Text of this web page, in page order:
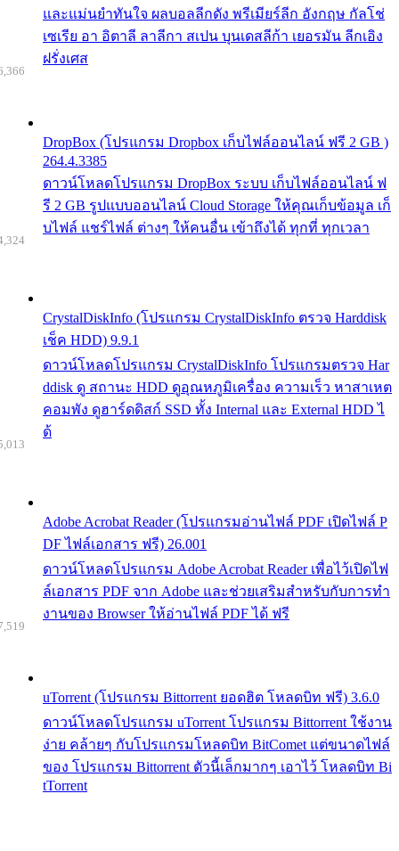
และแม่นยำทันใจ ผลบอลลีกดัง พรีเมียร์ลีก อังกฤษ กัลโช่
เซเรีย อา อิตาลี ลาลีกา สเปน บุนเดสลีก้า เยอรมัน ลีกเอิง
ฝรั่งเศส
DropBox (โปรแกรม Dropbox เก็บไฟล์ออนไลน์ ฟรี 2 GB )
264.4.3385
ดาวน์โหลดโปรแกรม DropBox ระบบ เก็บไฟล์ออนไลน์ ฟ
รี 2 GB รูปแบบออนไลน์ Cloud Storage ให้คุณเก็บข้อมูล เก็
บไฟล์ แชร์ไฟล์ ต่างๆ ให้คนอื่น เข้าถึงได้ ทุกที่ ทุกเวลา
CrystalDiskInfo (โปรแกรม CrystalDiskInfo ตรวจ Harddisk
เช็ค HDD) 9.9.1
ดาวน์โหลดโปรแกรม CrystalDiskInfo โปรแกรมตรวจ Har
ddisk ดู สถานะ HDD ดูอุณหภูมิเครื่อง ความเร็ว หาสาเหต
คอมพัง ดูฮาร์ดดิสก์ SSD ทั้ง Internal และ External HDD ไ
ด้
Adobe Acrobat Reader (โปรแกรมอ่านไฟล์ PDF เปิดไฟล์ P
DF ไฟล์เอกสาร ฟรี) 26.001
ดาวน์โหลดโปรแกรม Adobe Acrobat Reader เพื่อไว้เปิดไฟ
ล์เอกสาร PDF จาก Adobe และช่วยเสริมสำหรับกับการทำ
งานของ Browser ให้อ่านไฟล์ PDF ได้ ฟรี
uTorrent (โปรแกรม Bittorrent ยอดฮิต โหลดบิท ฟรี) 3.6.0
ดาวน์โหลดโปรแกรม uTorrent โปรแกรม Bittorrent ใช้งาน
ง่าย คล้ายๆ กับโปรแกรมโหลดบิท BitComet แต่ขนาดไฟล์
ของ โปรแกรม Bittorrent ตัวนี้เล็กมากๆ เอาไว้ โหลดบิท Bi
tTorrent